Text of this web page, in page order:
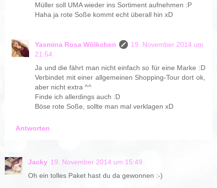
Müller soll UMA wieder ins Sortiment aufnehmen :P
Haha ja rote Soße kommt echt überall hin xD
Yasmina Rosa Wölkchen
19. November 2014 um
21:54
Ja und die fährt man nicht einfach so für eine Marke :D
Verbindet mit einer allgemeinen Shopping-Tour dort ok,
aber nicht extra ^^
Finde ich allerdings auch :D
Böse rote Soße, sollte man mal verklagen xD
Antworten
Jacky 19. November 2014 um 15:49
Oh ein tolles Paket hast du da gewonnen :-)